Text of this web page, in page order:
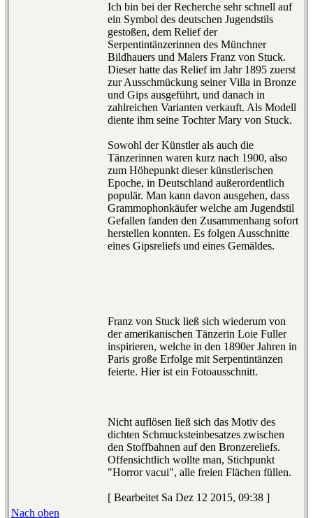
Ich bin bei der Recherche sehr schnell auf
ein Symbol des deutschen Jugendstils
gestoßen, dem Relief der
Serpentintänzerinnen des Münchner
Bildhauers und Malers Franz von Stuck.
Dieser hatte das Relief im Jahr 1895 zuerst
zur Ausschmückung seiner Villa in Bronze
und Gips ausgeführt, und danach in
zahlreichen Varianten verkauft. Als Modell
diente ihm seine Tochter Mary von Stuck.
Sowohl der Künstler als auch die
Tänzerinnen waren kurz nach 1900, also
zum Höhepunkt dieser künstlerischen
Epoche, in Deutschland außerordentlich
populär. Man kann davon ausgehen, dass
Grammophonkäufer welche am Jugendstil
Gefallen fanden den Zusammenhang sofort
herstellen konnten. Es folgen Ausschnitte
eines Gipsreliefs und eines Gemäldes.
Franz von Stuck ließ sich wiederum von
der amerikanischen Tänzerin Loie Fuller
inspirieren, welche in den 1890er Jahren in
Paris große Erfolge mit Serpentintänzen
feierte. Hier ist ein Fotoausschnitt.
Nicht auflösen ließ sich das Motiv des
dichten Schmucksteinbesatzes zwischen
den Stoffbahnen auf den Bronzereliefs.
Offensichtlich wollte man, Stichpunkt
"Horror vacui", alle freien Flächen füllen.
[ Bearbeitet Sa Dez 12 2015, 09:38 ]
Nach oben